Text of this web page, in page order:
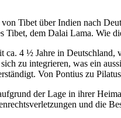
Tibet über Indien nach
Tibet, dem Dalai Lama. Wie
ca. 4 ½ Jahre in Deutschland,
zu integrieren, was ein
Von Pontius zu
der Lage in ihrer
und die